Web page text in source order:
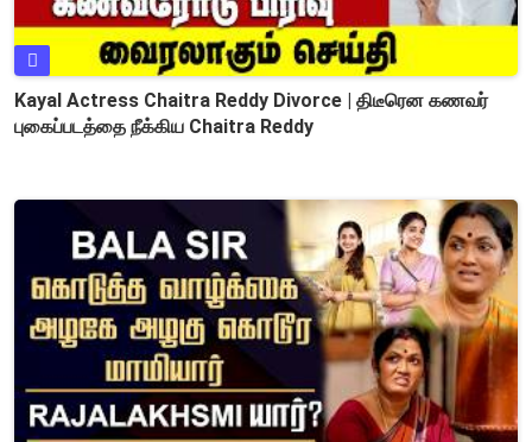
Kayal Actress Chaitra Reddy Divorce | திடீரென கணவர்
புகைப்படத்தை நீக்கிய Chaitra Reddy